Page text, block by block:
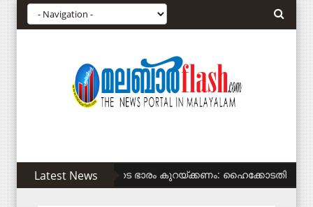
Latest News സിഎഎ അനുകൂലികള്‍ക്ക് കുടിവെള്ളം